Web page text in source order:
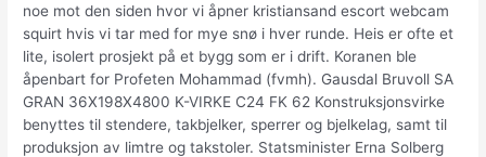
noe mot den siden hvor vi åpner kristiansand escort webcam
squirt hvis vi tar med for mye snø i hver runde. Heis er ofte et
lite, isolert prosjekt på et bygg som er i drift. Koranen ble
åpenbart for Profeten Mohammad (fvmh). Gausdal Bruvoll SA
GRAN 36X198X4800 K-VIRKE C24 FK 62 Konstruksjonsvirke
benyttes til stendere, takbjelker, sperrer og bjelkelag, samt til
produksjon av limtre og takstoler. Statsminister Erna Solberg